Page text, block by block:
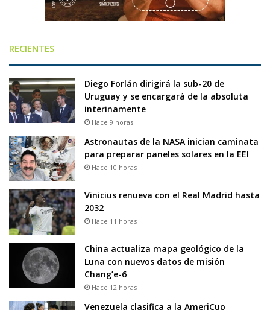
RECIENTES
Diego Forlán dirigirá la sub-20 de
Uruguay y se encargará de la absoluta
interinamente
Hace 9 horas
Astronautas de la NASA inician caminata
para preparar paneles solares en la EEI
Hace 10 horas
Vinicius renueva con el Real Madrid hasta
2032
Hace 11 horas
China actualiza mapa geológico de la
Luna con nuevos datos de misión
Chang’e-6
Hace 12 horas
Venezuela clasifica a la AmeriCup